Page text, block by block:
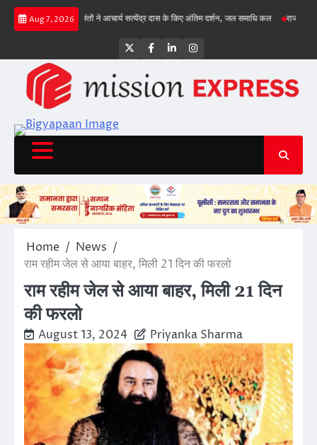
Skip
Aug 7, 2026
गिल क्रीज पर संतों ने आचार्य सत्येंद्र दास के किए अंतिम दर्शन, जल समाधि कल राज्य सड़क
Twitter
Facebook
LinkedInInstagram
Home
News
राम रहीम जेल से आया बाहर, मिली 21 दिन की फरलो
राम रहीम जेल से आया बाहर, मिली 21 दिन
की फरलो
August 13, 2024 Priyanka Sharma